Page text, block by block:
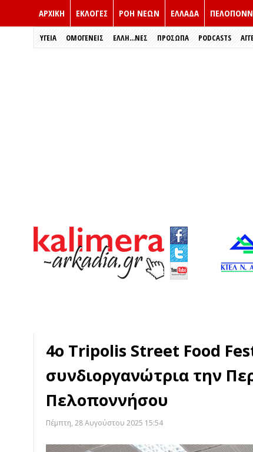
ΑΡΧΙΚΗ ΕΚΛΟΓΈΣ ΡΟΗ ΝΕΩΝ ΕΛΛΑΔΑ
ΥΓΕΙΑ ΟΜΟΓΕΝΕΙΣ ΈΛΛΗ...ΝΕΣ ΠΡΌΣΩΠΑ PODCASTS
4ο Tripolis Street Food
συνδιοργανώτρια την
Πελοποννήσου
Πέμπτη, 28 Αυγούστου 2025 15:54